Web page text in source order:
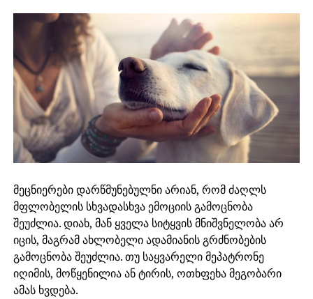
მეცნიერები დარწმუნებულნი არიან, რომ ძაღლს
მფლობელის სხვადასხვა ემოციის გამოცნობა
შეუძლია. დიახ, მან ყველა სიტყვის მნიშვნელობა არ
იცის, მაგრამ ახლობელი ადამიანის გრძნობების
გამოცნობა შეუძლია. თუ საყვარელი მეპატრონე
იღიმის, მოწყენილია ან ტირის, ოთხფეხა მეგობარი
ამას ხვდება.